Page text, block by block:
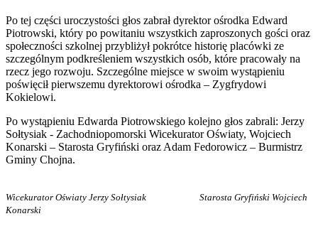
Po tej części uroczystości głos zabrał dyrektor ośrodka Edward
Piotrowski, który po powitaniu wszystkich zaproszonych gości oraz
społeczności szkolnej przybliżył pokrótce historię placówki ze
szczególnym podkreśleniem wszystkich osób, które pracowały na
rzecz jego rozwoju. Szczególne miejsce w swoim wystąpieniu
poświęcił pierwszemu dyrektorowi ośrodka – Zygfrydowi
Kokielowi.
Po wystąpieniu Edwarda Piotrowskiego kolejno głos zabrali: Jerzy
Sołtysiak - Zachodniopomorski Wicekurator Oświaty, Wojciech
Konarski – Starosta Gryfiński oraz Adam Fedorowicz – Burmistrz
Gminy Chojna.
Wicekurator Oświaty Jerzy Sołtysiak Starosta Gryfiński Wojciech
Konarski